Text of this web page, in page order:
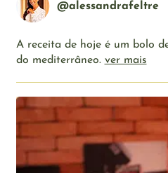
@alessandrafeltre
A receita de hoje é um bolo
do mediterrâneo. ver mais